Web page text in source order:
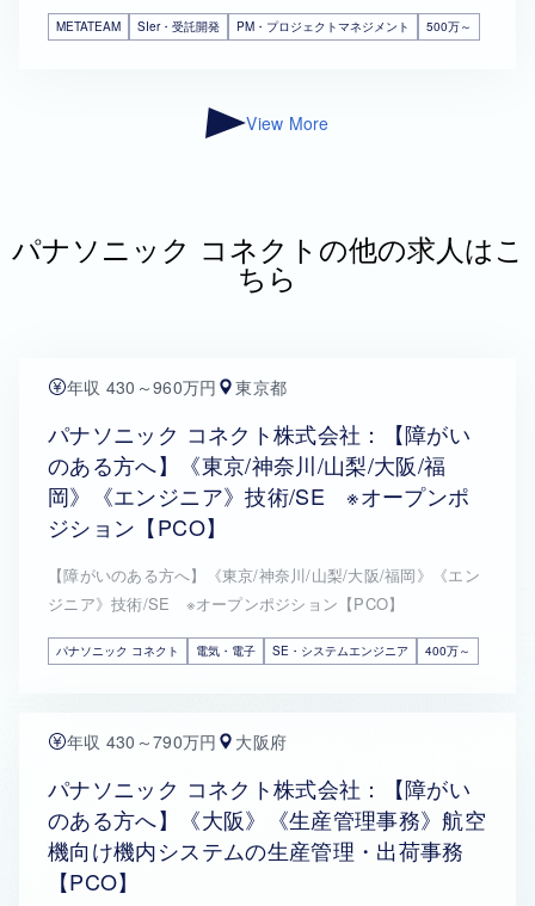
METATEAM SIer・受託開発 PM・プロジェクトマネジメント 500万～
View More
パナソニック コネクトの他の求人はこ
ちら
年収 430～960万円 東京都
パナソニック コネクト株式会社：【障がい
のある方へ】《東京/神奈川/山梨/大阪/福
岡》《エンジニア》技術/SE ※オープンポ
ジション【PCO】
【障がいのある方へ】《東京/神奈川/山梨/大阪/福岡》《エン
ジニア》技術/SE ※オープンポジション【PCO】
パナソニック コネクト 電気・電子 SE・システムエンジニア 400万～
年収 430～790万円 大阪府
パナソニック コネクト株式会社：【障がい
のある方へ】《大阪》《生産管理事務》航空
機向け機内システムの生産管理・出荷事務
【PCO】